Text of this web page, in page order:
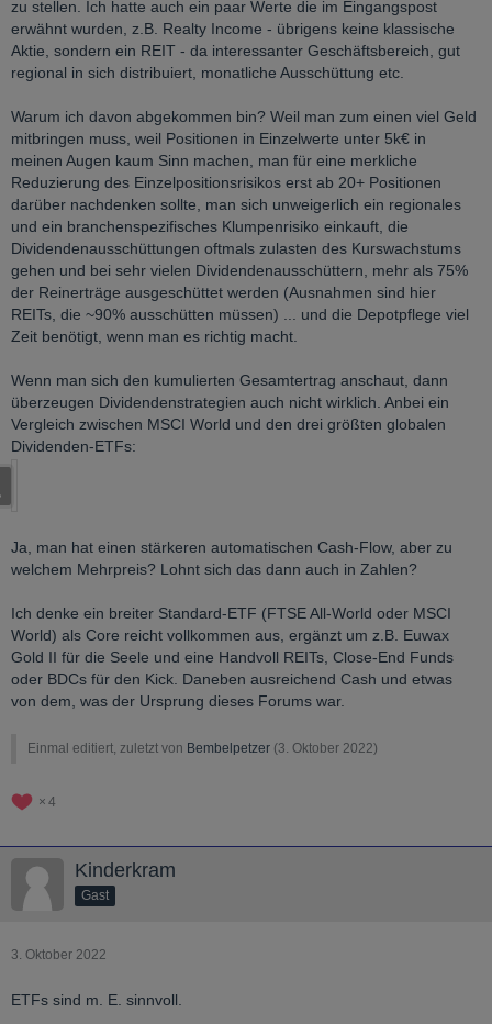
zu stellen. Ich hatte auch ein paar Werte die im Eingangspost
erwähnt wurden, z.B. Realty Income - übrigens keine klassische
Aktie, sondern ein REIT - da interessanter Geschäftsbereich, gut
regional in sich distribuiert, monatliche Ausschüttung etc.
Warum ich davon abgekommen bin? Weil man zum einen viel Geld
mitbringen muss, weil Positionen in Einzelwerte unter 5k€ in
meinen Augen kaum Sinn machen, man für eine merkliche
Reduzierung des Einzelpositionsrisikos erst ab 20+ Positionen
darüber nachdenken sollte, man sich unweigerlich ein regionales
und ein branchenspezifisches Klumpenrisiko einkauft, die
Dividendenausschüttungen oftmals zulasten des Kurswachstums
gehen und bei sehr vielen Dividendenausschüttern, mehr als 75%
der Reinerträge ausgeschüttet werden (Ausnahmen sind hier
REITs, die ~90% ausschütten müssen) ... und die Depotpflege viel
Zeit benötigt, wenn man es richtig macht.
Wenn man sich den kumulierten Gesamtertrag anschaut, dann
überzeugen Dividendenstrategien auch nicht wirklich. Anbei ein
Vergleich zwischen MSCI World und den drei größten globalen
Dividenden-ETFs:
Ja, man hat einen stärkeren automatischen Cash-Flow, aber zu
welchem Mehrpreis? Lohnt sich das dann auch in Zahlen?
Ich denke ein breiter Standard-ETF (FTSE All-World oder MSCI
World) als Core reicht vollkommen aus, ergänzt um z.B. Euwax
Gold II für die Seele und eine Handvoll REITs, Close-End Funds
oder BDCs für den Kick. Daneben ausreichend Cash und etwas
von dem, was der Ursprung dieses Forums war.
Einmal editiert, zuletzt von Bembelpetzer (3. Oktober 2022)
4
Kinderkram
Gast
3. Oktober 2022
ETFs sind m. E. sinnvoll.